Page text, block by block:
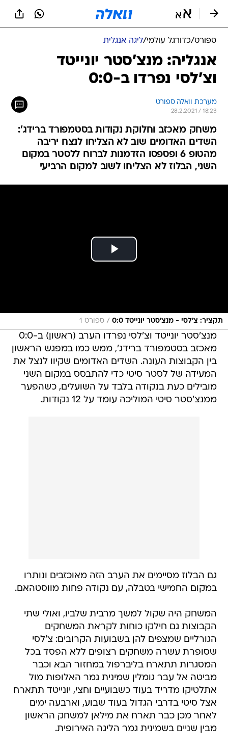
ספורט/כדורגל עולמי/ליגה אנגלית
אנגליה: מנצ'סטר יונייטד
וצ'לסי נפרדו ב-0:0
מערכת וואלה ספורט
28.2.2021 / 18:23
משחק מאכזב וחלוקת נקודות בסטמפורד ברידג':
השדים האדומים שוב לא הצליחו לנצח יריבה
מהטופ 6 ופספסו הזדמנות לברוח ללסטר במקום
השני, הבלוז לא הצליחו לשוב למקום הרביעי
תקציר: צ'לסי - מנצ'סטר יונייטד 0:0 / ספורט 1
מנצ'סטר יונייטד וצ'לסי נפרדו הערב (ראשון) ב-0:0
מאכזב בסטמפורד ברידג', ממש כמו במפגש הראשון
בין הקבוצות העונה. השדים האדומים שקיוו לנצל את
המעידה של לסטר סיטי כדי להתבסס במקום השני
מובילים כעת בנקודה בלבד על השועלים, כשהפער
ממנצ'סטר סיטי המוליכה עומד על 12 נקודות.
גם הבלוז מסיימים את הערב הזה מאוכזבים ונותרו
במקום החמישי בטבלה, עם נקודה פחות מווסטהאם.
המשחק היה שקול למשך מרבית שלביו, ואולי שתי
הקבוצות גם חילקו כוחות לקראת המשחקים
הגורליים שמצפים להן בשבועות הקרובים: צ'לסי
שסופרת עשרה משחקים רצופים ללא הפסד בכל
המסגרות תתארח בליברפול במחזור הבא וכבר
מביטה אל עבר גומלין שמינית גמר האלופות מול
אתלטיקו מדריד בעוד כשבועיים וחצי, יונייטד תתארח
אצל סיטי בדרבי הגדול בעוד שבוע, וארבעה ימים
לאחר מכן כבר תארח את מילאן למשחק הראשון
מבין שניים בשמינית גמר הליגה האירופית.